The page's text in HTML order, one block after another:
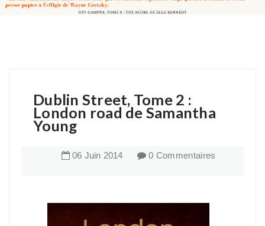
Dublin Street, Tome 2 :
London road de Samantha
Young
06 Juin 2014 0 Commentaires